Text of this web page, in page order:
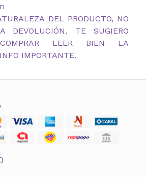
DEL PRODUCTO, NO
DEVOLUCIÓN, TE SUGIERO
LEER BIEN LA
IMPORTANTE.